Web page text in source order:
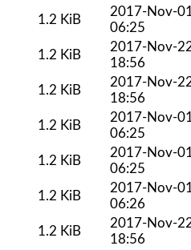
1.2 KiB
2017-Nov-
06:25
1.2 KiB
2017-Nov-
18:56
1.2 KiB
2017-Nov-
18:56
1.2 KiB
2017-Nov-
06:25
1.2 KiB
2017-Nov-
06:25
1.2 KiB
2017-Nov-
06:26
1.2 KiB
2017-Nov-
18:56